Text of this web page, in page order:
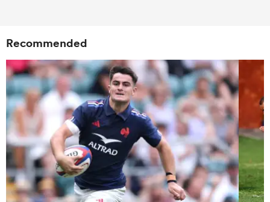
Recommended